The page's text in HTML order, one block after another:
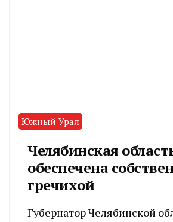
Южный Урал
Челябинская
обеспечена
гречихой
Губернатор Челябинской